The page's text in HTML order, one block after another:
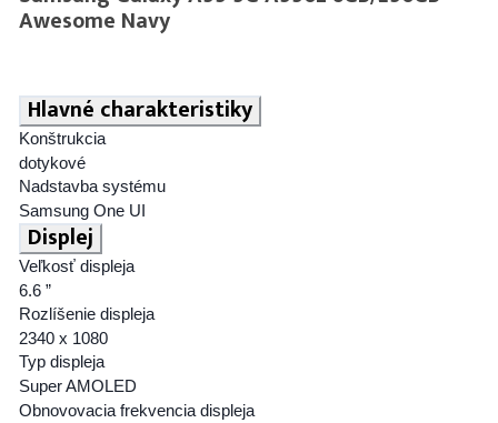
Awesome Navy
Hlavné charakteristiky
Konštrukcia
dotykové
Nadstavba systému
Samsung One UI
Displej
Veľkosť displeja
6.6 ”
Rozlíšenie displeja
2340 x 1080
Typ displeja
Super AMOLED
Obnovovacia frekvencia displeja